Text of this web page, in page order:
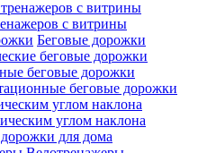
с витрины
Беговые дорожки
беговые дорожки
беговые дорожки
беговые дорожки
углом наклона
углом наклона
для дома